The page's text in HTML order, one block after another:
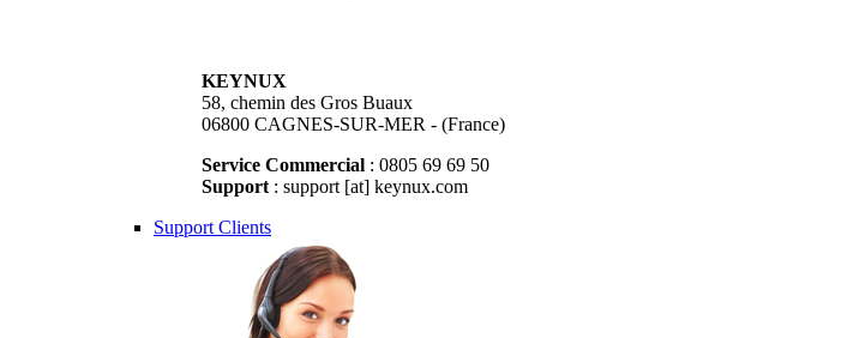
KEYNUX
58, chemin des Gros Buaux
06800 CAGNES-SUR-MER - (France)
Service Commercial : 0805 69 69 50
Support : support [at] keynux.com
Support Clients